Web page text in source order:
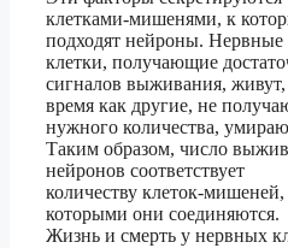
клетками-мишенями, к
подходят нейроны. Нервные
клетки, получающие
сигналов выживания, живут,
время как другие, не
нужного количества,
Таким образом, число
нейронов соответствует
количеству клеток-мишеней,
которыми они соединяются.
Жизнь и смерть у нервных